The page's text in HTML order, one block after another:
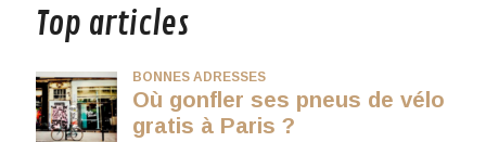
Top articles